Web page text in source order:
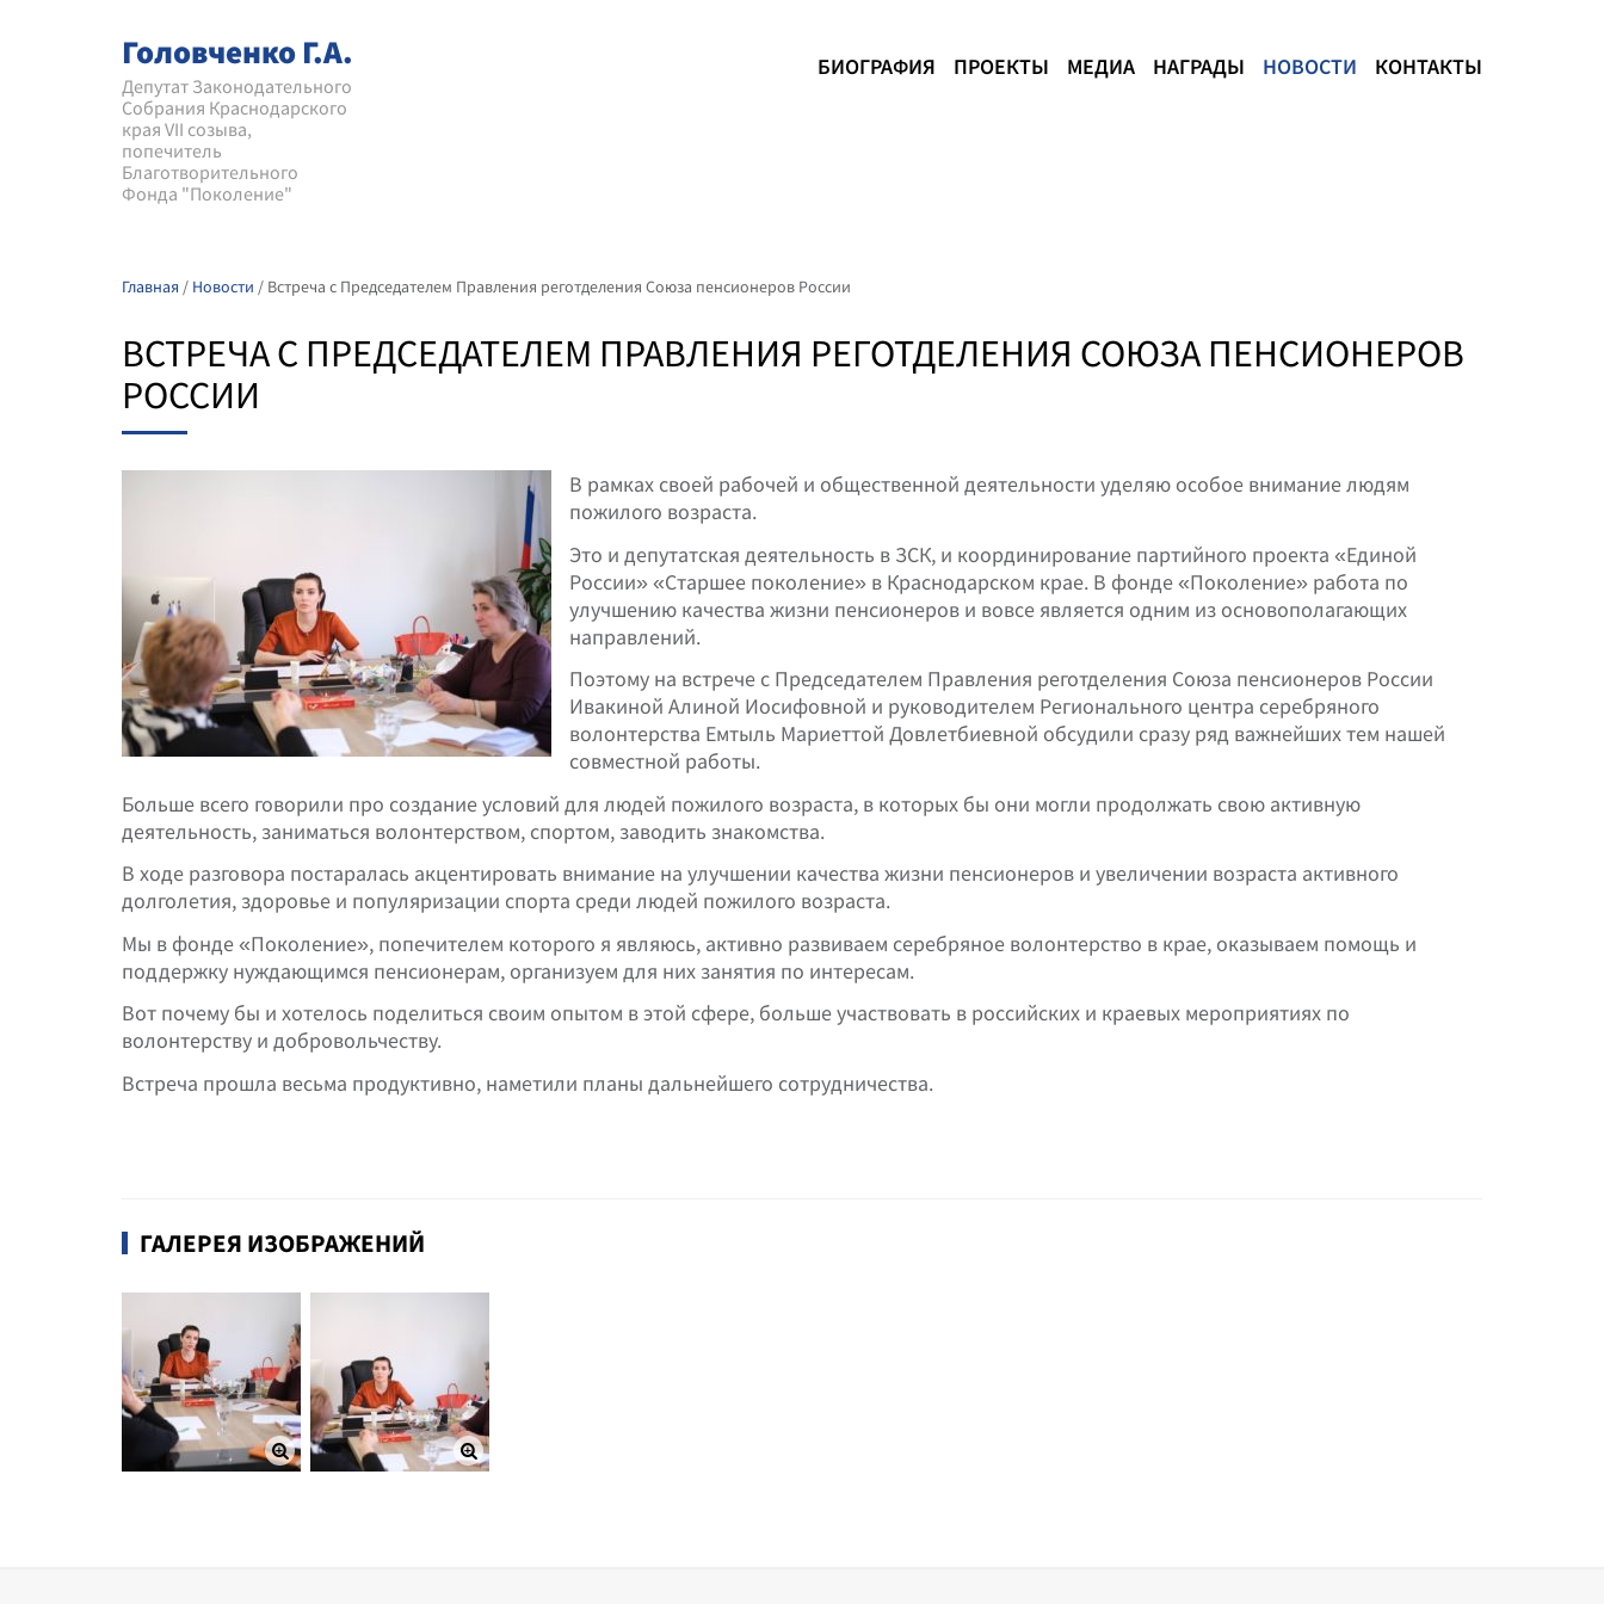
Головченко Г.А.
Депутат Законодательного
Собрания Краснодарского
края VII созыва,
попечитель
Благотворительного
Фонда "Поколение"
БИОГРАФИЯ ПРОЕКТЫ МЕДИА НАГРАДЫ НОВОСТИ КОНТАКТЫ
Главная / Новости / Встреча с Председателем Правления реготделения Союза пенсионеров России
ВСТРЕЧА С ПРЕДСЕДАТЕЛЕМ ПРАВЛЕНИЯ РЕГОТДЕЛЕНИЯ СОЮЗА ПЕНСИОНЕРОВ
РОССИИ
В рамках своей рабочей и общественной деятельности уделяю особое внимание людям
пожилого возраста.
Это и депутатская деятельность в ЗСК, и координирование партийного проекта «Единой
России» «Старшее поколение» в Краснодарском крае. В фонде «Поколение» работа по
улучшению качества жизни пенсионеров и вовсе является одним из основополагающих
направлений.
Поэтому на встрече с Председателем Правления реготделения Союза пенсионеров России
Ивакиной Алиной Иосифовной и руководителем Регионального центра серебряного
волонтерства Емтыль Мариеттой Довлетбиевной обсудили сразу ряд важнейших тем нашей
совместной работы.
Больше всего говорили про создание условий для людей пожилого возраста, в которых бы они могли продолжать свою активную
деятельность, заниматься волонтерством, спортом, заводить знакомства.
В ходе разговора постаралась акцентировать внимание на улучшении качества жизни пенсионеров и увеличении возраста активного
долголетия, здоровье и популяризации спорта среди людей пожилого возраста.
Мы в фонде «Поколение», попечителем которого я являюсь, активно развиваем серебряное волонтерство в крае, оказываем помощь и
поддержку нуждающимся пенсионерам, организуем для них занятия по интересам.
Вот почему бы и хотелось поделиться своим опытом в этой сфере, больше участвовать в российских и краевых мероприятиях по
волонтерству и добровольчеству.
Встреча прошла весьма продуктивно, наметили планы дальнейшего сотрудничества.
ГАЛЕРЕЯ ИЗОБРАЖЕНИЙ